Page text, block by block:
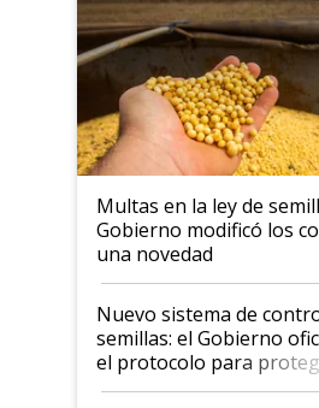
Multas en la ley de
Gobierno modificó los
una novedad
Nuevo sistema de
semillas: el Gobierno
el protocolo para
propiedad intelectual